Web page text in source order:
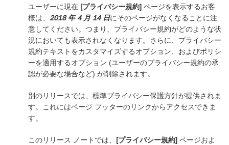
ユーザーに現在 [プライバシー規約] ページを表示するお客
様は、 2018 年 4 月 14 日にそのページがなくなることに注
意してください。つまり、プライバシー規約がどのような状
況においても表示されなくなります。さらに、プライバシー
規約テキストをカスタマイズするオプション、およびポリシ
ーを適用するオプション (ユーザーのプライバシー規約の承
認が必要な場合など) が削除されます。
別のリリースでは、標準プライバシー保護方針が提供されま
す。これにはページ フッターのリンクからアクセスできま
す。
このリリース ノートでは、 [プライバシー規約] ページおよ